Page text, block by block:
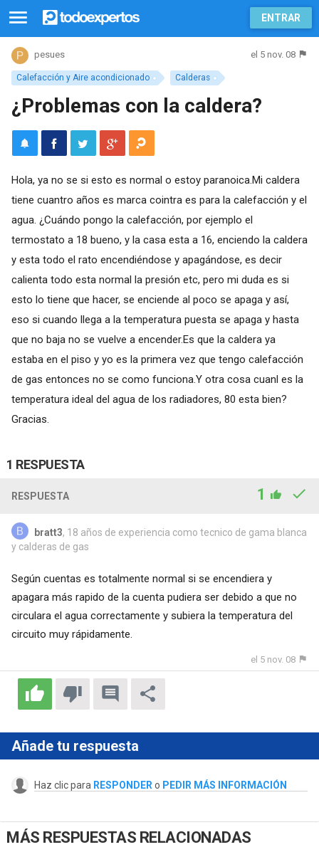
ENTRAR
Calefacción y Aire acondicionado Calderas
pesues el 5 nov. 08
¿Problemas con la caldera?
Hola, ya no se si esto es normal o estoy paranoica.Mi caldera
tiene cuantro años es marca cointra es para la calefacción y el
agua. ¿Cuándo pongo la calefacción, por ejemplo el
termostato a 18 bueno, y la casa esta a 16, enciendo la caldera
y esta todo el rato encendiéndose y apagándose, es decir
calienta todo esta normal la presión etc, pero mi duda es si
esto lo tiene que hacer, se enciende al poco se apaga y así,
eso si cuando llega a la temperatura puesta se apaga y hasta
que no baja no se vuelve a encender.Es que la caldera ya
estaba en el piso y yo es la primera vez que tengo calefacción
de gas entonces no se como funciona.Y otra cosa cuanl es la
temperatura ideal del agua de los radiadores, 80 esta bien?
Gracias.
1 RESPUESTA
RESPUESTA 1
bratt3, 18 años de experiencia como tecnico de gama blanca
y calderas de gas
Según cuentas es totalmente normal si se encendiera y
apagara más rapido de la cuenta pudiera ser debido a que no
circulara el agua correctamente y subiera la temperatura del
circuito muy rápidamente.
el 5 nov. 08
Añade tu respuesta
Haz clic para RESPONDER o PEDIR MÁS INFORMACIÓN
MÁS RESPUESTAS RELACIONADAS